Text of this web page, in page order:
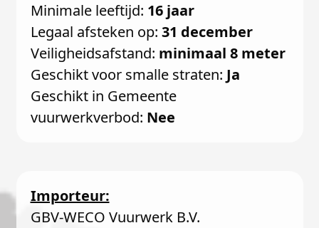
Minimale leeftijd: 16 jaar
Legaal afsteken op: 31 december
Veiligheidsafstand: minimaal 8 meter
Geschikt voor smalle straten: Ja
Geschikt in Gemeente
vuurwerkverbod: Nee
Importeur:
GBV-WECO Vuurwerk B.V.